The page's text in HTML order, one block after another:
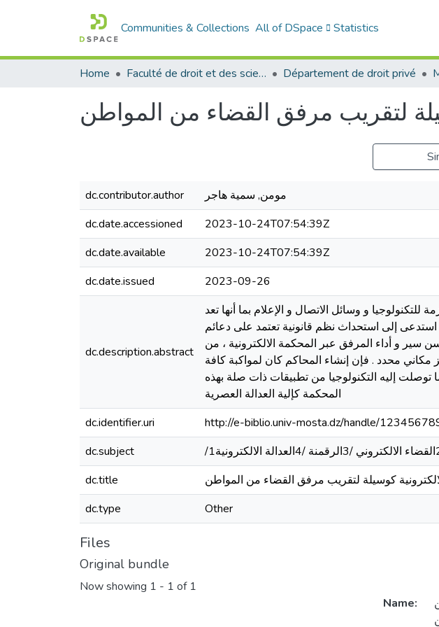
Communities & Collections All of DSpace Statistics
Home Faculté de droit et des sciences politiques Département de droit privé
لتقريب مرفق القضاء من المواطن
dc.contributor.author
مومن, سمية هاجر
dc.date.accessioned
2023-10-24T07:54:39Z
dc.date.available
2023-10-24T07:54:39Z
dc.date.issued
2023-09-26
dc.description.abstract
و وسائل الاتصال و الإعلام بما أنها تعد
إلى استحداث نظم قانونية تعتمد على دعائم
سير و أداء المرفق عبر المحكمة الالكترونية ، من
مكاني محدد . فإن إنشاء المحاكم كان لمواكبة كافة
توصلت إليه التكنولوجيا من تطبيقات ذات صلة بهذه
المحكمة كإلية العدالة العصرية
dc.identifier.uri
http://e-biblio.univ-mosta.dz/handle/
dc.subject
dc.title
كوسيلة لتقريب مرفق القضاء من المواطن
dc.type
Other
Files
Original bundle
Now showing 1 - 1 of 1
Name: